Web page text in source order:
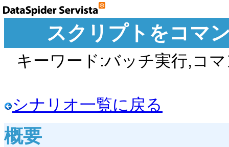
スクリプトをコマ
キーワード:バッチ実行,コ
シナリオ一覧に戻る
概要